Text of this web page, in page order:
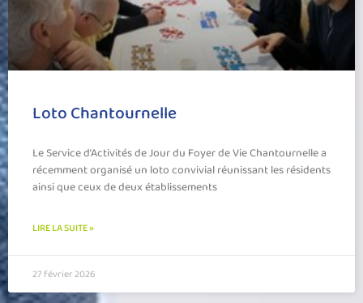
Loto Chantournelle
Le Service d’Activités de Jour du Foyer de Vie Chantournelle a
récemment organisé un loto convivial réunissant les résidents
ainsi que ceux de deux établissements
LIRE LA SUITE »
27 février 2026